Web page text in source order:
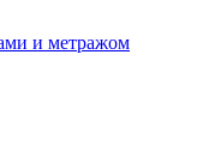
и метражом